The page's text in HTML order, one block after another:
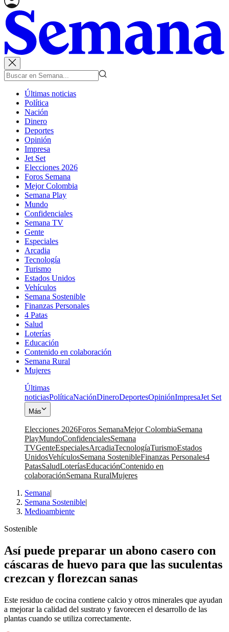
Últimas noticias
Política
Nación
Dinero
Deportes
Opinión
Impresa
Jet Set
Elecciones 2026
Foros Semana
Mejor Colombia
Semana Play
Mundo
Confidenciales
Semana TV
Gente
Especiales
Arcadia
Tecnología
Turismo
Estados Unidos
Vehículos
Semana Sostenible
Finanzas Personales
4 Patas
Salud
Loterías
Educación
Contenido en colaboración
Semana Rural
Mujeres
Últimas
noticiasPolíticaNaciónDineroDeportesOpiniónImpresaJet Set
Más
Elecciones 2026Foros SemanaMejor ColombiaSemana
PlayMundoConfidencialesSemana
TVGenteEspecialesArcadiaTecnologíaTurismoEstados
UnidosVehículosSemana SostenibleFinanzas Personales4
PatasSaludLoteríasEducaciónContenido en
colaboraciónSemana RuralMujeres
Semana|
Semana Sostenible|
Medioambiente
Sostenible
Así puede preparar un abono casero con
cáscaras de huevo para que las suculentas
crezcan y florezcan sanas
Este residuo de cocina contiene calcio y otros minerales que ayudan
a mejorar la calidad del sustrato y favorecen el desarrollo de las
plantas cuando se utiliza correctamente.